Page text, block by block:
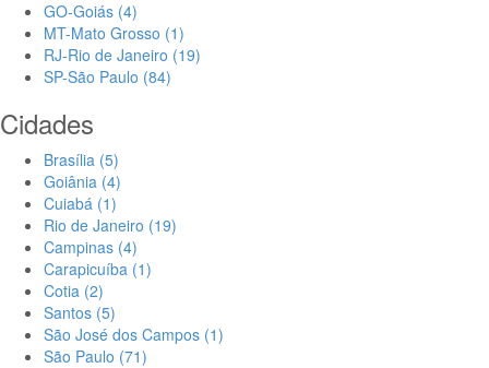
GO-Goiás (4)
MT-Mato Grosso (1)
RJ-Rio de Janeiro (19)
SP-São Paulo (84)
Cidades
Brasília (5)
Goiânia (4)
Cuiabá (1)
Rio de Janeiro (19)
Campinas (4)
Carapicuíba (1)
Cotia (2)
Santos (5)
São José dos Campos (1)
São Paulo (71)